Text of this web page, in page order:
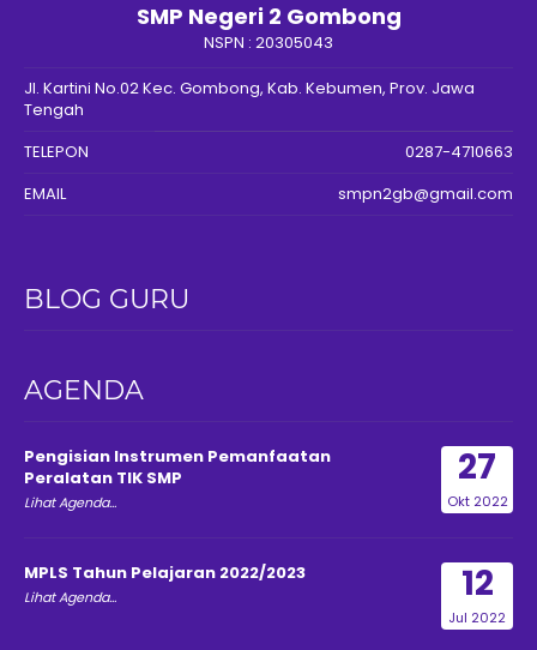
SMP Negeri 2 Gombong
NSPN : 20305043
Jl. Kartini No.02 Kec. Gombong, Kab. Kebumen, Prov. Jawa
Tengah
TELEPON
0287-4710663
EMAIL
smpn2gb@gmail.com
BLOG GURU
AGENDA
27
Okt 2022
Pengisian Instrumen Pemanfaatan
Peralatan TIK SMP
Lihat Agenda...
12
Jul 2022
MPLS Tahun Pelajaran 2022/2023
Lihat Agenda...